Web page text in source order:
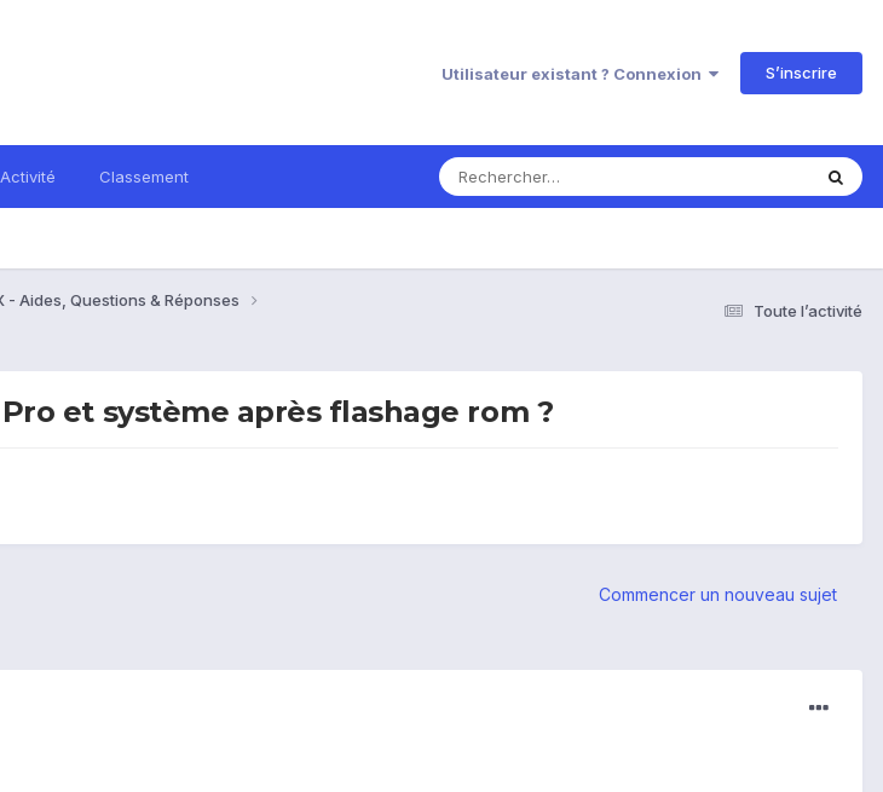
Utilisateur existant ? Connexion S’inscrire
Activité Classement
Toute l’activité
- Aides, Questions & Réponses
et système après flashage rom ?
Commencer un nouveau sujet